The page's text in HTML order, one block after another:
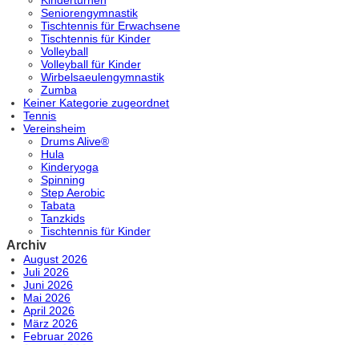
Seniorengymnastik
Tischtennis für Erwachsene
Tischtennis für Kinder
Volleyball
Volleyball für Kinder
Wirbelsaeulengymnastik
Zumba
Keiner Kategorie zugeordnet
Tennis
Vereinsheim
Drums Alive®
Hula
Kinderyoga
Spinning
Step Aerobic
Tabata
Tanzkids
Tischtennis für Kinder
Archiv
August 2026
Juli 2026
Juni 2026
Mai 2026
April 2026
März 2026
Februar 2026